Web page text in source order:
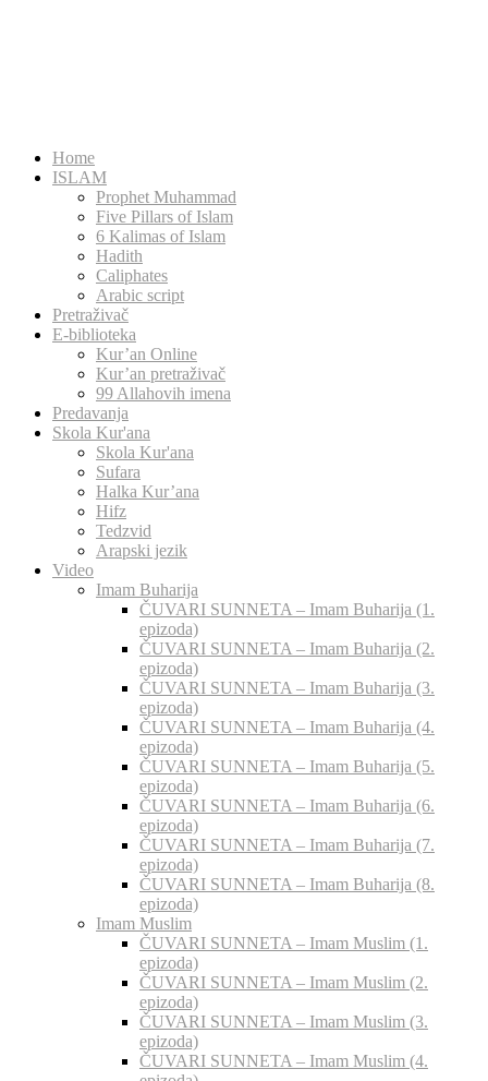
Home
ISLAM
Prophet Muhammad
Five Pillars of Islam
6 Kalimas of Islam
Hadith
Caliphates
Arabic script
Pretraživač
E-biblioteka
Kur’an Online
Kur’an pretraživač
99 Allahovih imena
Predavanja
Skola Kur'ana
Skola Kur'ana
Sufara
Halka Kur’ana
Hifz
Tedzvid
Arapski jezik
Video
Imam Buharija
ČUVARI SUNNETA – Imam Buharija (1.
epizoda)
ČUVARI SUNNETA – Imam Buharija (2.
epizoda)
ČUVARI SUNNETA – Imam Buharija (3.
epizoda)
ČUVARI SUNNETA – Imam Buharija (4.
epizoda)
ČUVARI SUNNETA – Imam Buharija (5.
epizoda)
ČUVARI SUNNETA – Imam Buharija (6.
epizoda)
ČUVARI SUNNETA – Imam Buharija (7.
epizoda)
ČUVARI SUNNETA – Imam Buharija (8.
epizoda)
Imam Muslim
ČUVARI SUNNETA – Imam Muslim (1.
epizoda)
ČUVARI SUNNETA – Imam Muslim (2.
epizoda)
ČUVARI SUNNETA – Imam Muslim (3.
epizoda)
ČUVARI SUNNETA – Imam Muslim (4.